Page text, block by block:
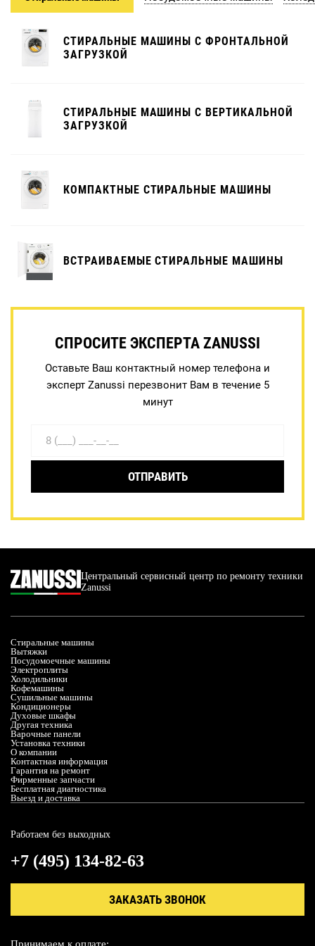
СТИРАЛЬНЫЕ МАШИНЫ С ФРОНТАЛЬНОЙ
ЗАГРУЗКОЙ
СТИРАЛЬНЫЕ МАШИНЫ С ВЕРТИКАЛЬНОЙ
ЗАГРУЗКОЙ
КОМПАКТНЫЕ СТИРАЛЬНЫЕ МАШИНЫ
ВСТРАИВАЕМЫЕ СТИРАЛЬНЫЕ МАШИНЫ
СПРОСИТЕ ЭКСПЕРТА ZANUSSI
Оставьте Ваш контактный номер телефона и
эксперт Zanussi перезвонит Вам в течение 5
минут
ОТПРАВИТЬ
Центральный сервисный центр по ремонту техники
Zanussi
Стиральные машины
Вытяжки
Посудомоечные машины
Электроплиты
Холодильники
Кофемашины
Сушильные машины
Кондиционеры
Духовые шкафы
Другая техника
Варочные панели
Установка техники
О компании
Контактная информация
Гарантия на ремонт
Фирменные запчасти
Бесплатная диагностика
Выезд и доставка
Работаем без выходных
+7 (495) 134-82-63
ЗАКАЗАТЬ ЗВОНОК